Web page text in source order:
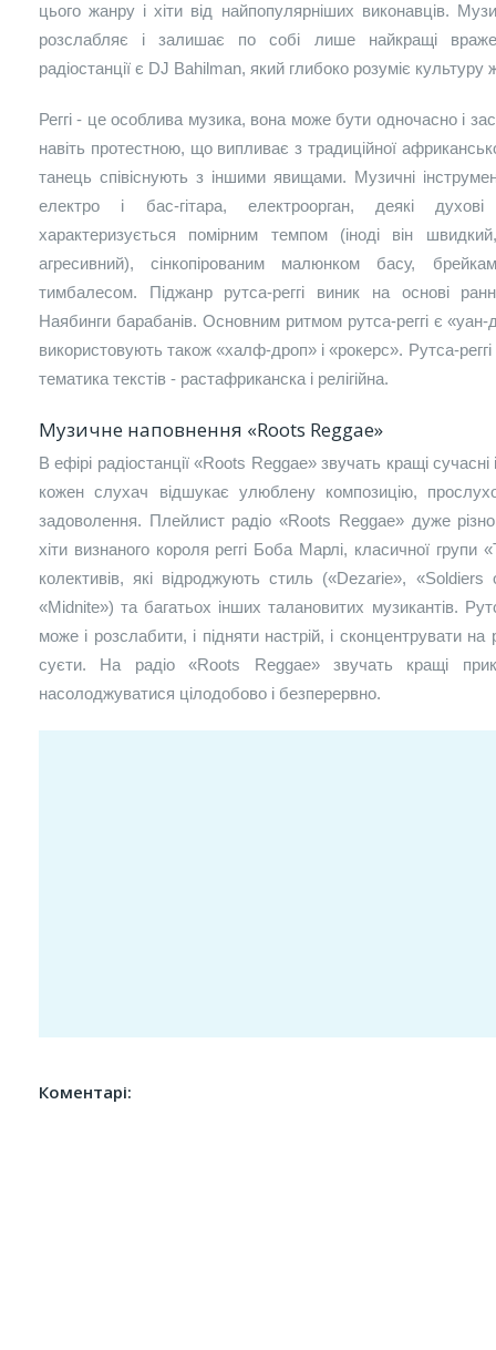
цього жанру і хіти від найпопулярніших виконавців.
розслабляє і залишає по собі лише найкращі
радіостанції є DJ Bahilman, який глибоко розуміє культуру
Реггі - це особлива музика, вона може бути одночасно і
навіть протестною, що випливає з традиційної
танець співіснують з іншими явищами. Музичні
електро і бас-гітара, електроорган, деякі
характеризується помірним темпом (іноді він
агресивний), сінкопірованим малюнком басу,
тимбалесом. Піджанр рутса-реггі виник на основі
Наябинги барабанів. Основним ритмом рутса-реггі є «уан-
використовують також «халф-дроп» і «рокерс». Рутса-реггі
тематика текстів - растафриканска і релігійна.
Музичне наповнення «Roots Reggae»
В ефірі радіостанції «Roots Reggae» звучать кращі сучасні
кожен слухач відшукає улюблену композицію,
задоволення. Плейлист радіо «Roots Reggae» дуже
хіти визнаного короля реггі Боба Марлі, класичної
колективів, які відроджують стиль («Dezarie»,
«Midnite») та багатьох інших талановитих музикантів.
може і розслабити, і підняти настрій, і сконцентрувати на
суєти. На радіо «Roots Reggae» звучать кращі
насолоджуватися цілодобово і безперервно.
Коментарі: